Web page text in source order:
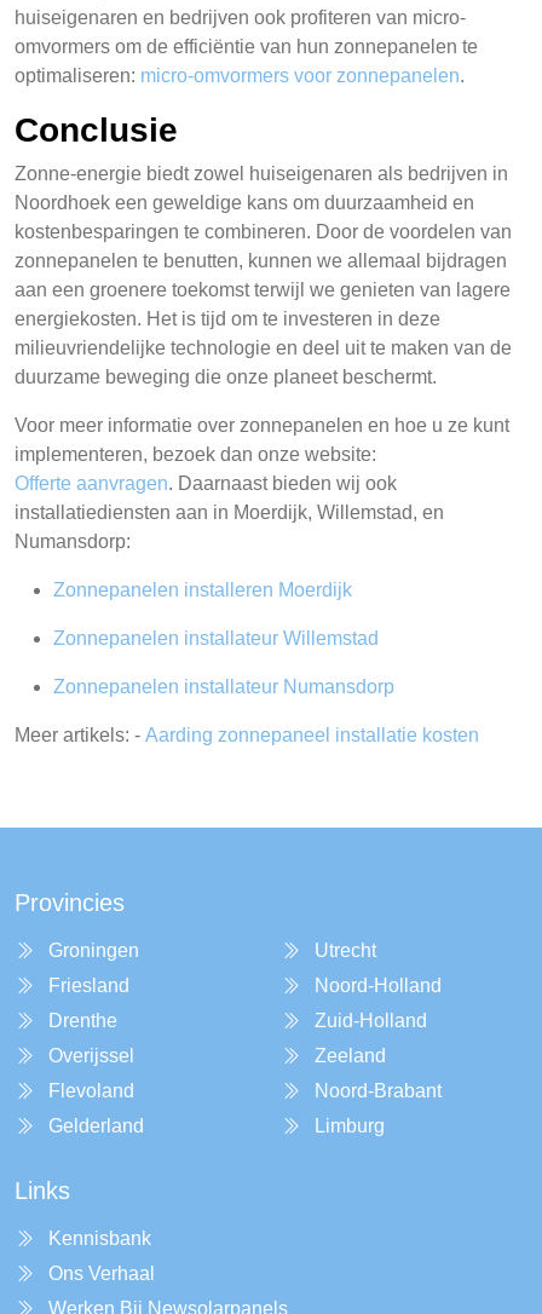
huiseigenaren en bedrijven ook profiteren van micro-
omvormers om de efficiëntie van hun zonnepanelen te
optimaliseren: micro-omvormers voor zonnepanelen.
Conclusie
Zonne-energie biedt zowel huiseigenaren als bedrijven in
Noordhoek een geweldige kans om duurzaamheid en
kostenbesparingen te combineren. Door de voordelen van
zonnepanelen te benutten, kunnen we allemaal bijdragen
aan een groenere toekomst terwijl we genieten van lagere
energiekosten. Het is tijd om te investeren in deze
milieuvriendelijke technologie en deel uit te maken van de
duurzame beweging die onze planeet beschermt.
Voor meer informatie over zonnepanelen en hoe u ze kunt
implementeren, bezoek dan onze website:
Offerte aanvragen. Daarnaast bieden wij ook
installatiediensten aan in Moerdijk, Willemstad, en
Numansdorp:
Zonnepanelen installeren Moerdijk
Zonnepanelen installateur Willemstad
Zonnepanelen installateur Numansdorp
Meer artikels: - Aarding zonnepaneel installatie kosten
Provincies
Groningen
Friesland
Drenthe
Overijssel
Flevoland
Gelderland
Utrecht
Noord-Holland
Zuid-Holland
Zeeland
Noord-Brabant
Limburg
Links
Kennisbank
Ons Verhaal
Werken Bij Newsolarpanels